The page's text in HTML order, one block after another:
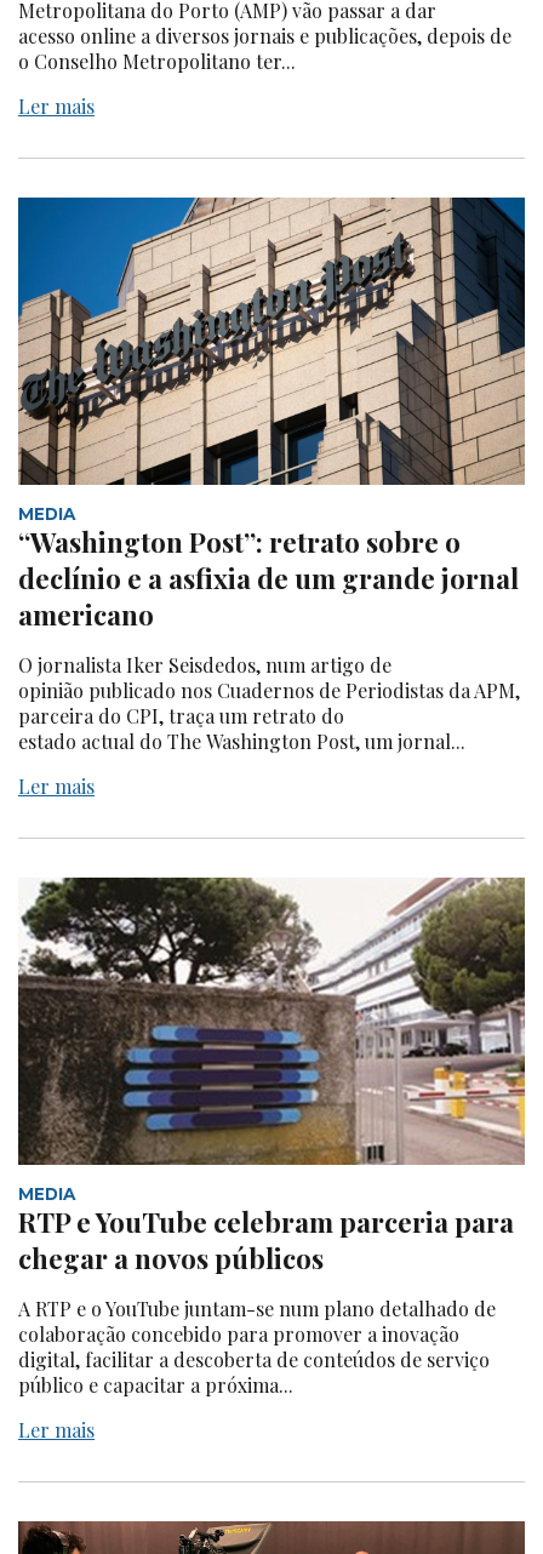
Metropolitana do Porto (AMP) vão passar a dar
acesso online a diversos jornais e publicações, depois de
o Conselho Metropolitano ter...
Ler mais
MEDIA
“Washington Post”: retrato sobre o
declínio e a asfixia de um grande jornal
americano
O jornalista Iker Seisdedos, num artigo de
opinião publicado nos Cuadernos de Periodistas da APM,
parceira do CPI, traça um retrato do
estado actual do The Washington Post, um jornal...
Ler mais
MEDIA
RTP e YouTube celebram parceria para
chegar a novos públicos
A RTP e o YouTube juntam-se num plano detalhado de
colaboração concebido para promover a inovação
digital, facilitar a descoberta de conteúdos de serviço
público e capacitar a próxima...
Ler mais